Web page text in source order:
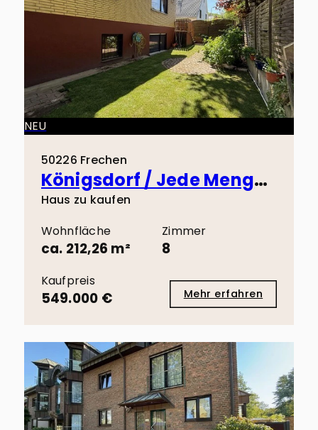
NEU
50226 Frechen
Königsdorf / Jede Menge Platz, Mehrgenerationenhaus, wohnen und arbeiten!
Haus zu kaufen
Wohnfläche
ca. 212,26 m²
Zimmer
8
Kaufpreis
549.000 € Mehr erfahren